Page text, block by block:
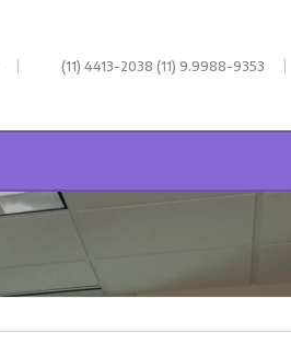
| (11) 4413-2038 (11) 9.9988-9353 |